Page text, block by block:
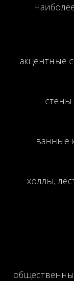
акцентные
стены
ванные
холлы,